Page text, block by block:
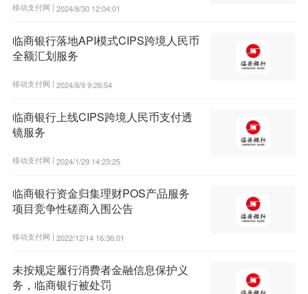
移动支付网 | 2024/8/30 12:04:01
临商银行落地API模式CIPS跨境人民币
全额汇划服务
移动支付网 | 2024/8/9 9:26:54
临商银行上线CIPS跨境人民币支付透
镜服务
移动支付网 | 2024/1/29 14:23:25
临商银行资金归集理财POS产品服务
项目竞争性磋商入围公告
移动支付网 | 2022/12/14 16:36:01
未按规定履行消费者金融信息保护义
务，临商银行被处罚